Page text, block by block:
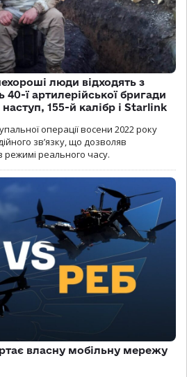
люди відходять з
40-ї артилерійської бригади
155-й калібр і Starlink
операції восени 2022 року
зв’язку, що дозволяв
реального часу.
власну мобільну мережу